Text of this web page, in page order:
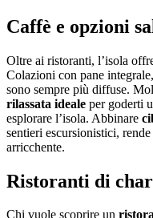
Caffè e opzioni
Oltre ai ristoranti, l’isola
Colazioni con pane
sono sempre più diffuse.
rilassata ideale per goderti
esplorare l’isola. Abbinare
sentieri escursionistici,
arricchente.
Ristoranti di
Chi vuole scoprire un